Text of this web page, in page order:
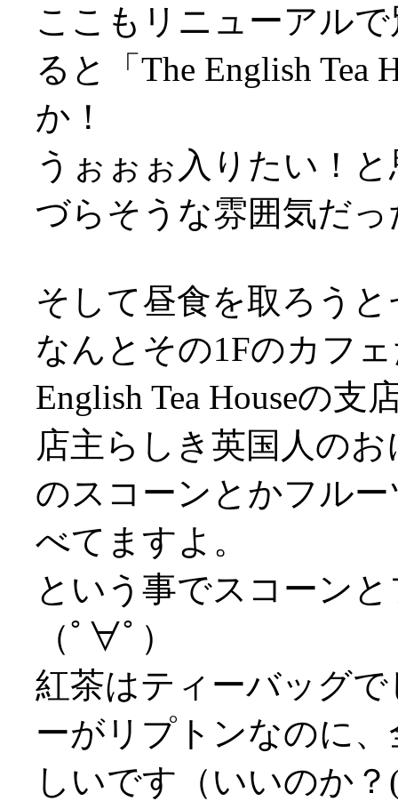
ここもリニューアル
ると「The English Tea
か！
うぉぉぉ入りたい！
づらそうな雰囲気だ
そして昼食を取ろう
なんとその1Fのカフ
English Tea Houseの支
店主らしき英国人の
のスコーンとかフル
べてますよ。
という事でスコーン
（ﾟ∀ﾟ）
紅茶はティーバッグ
ーがリプトンなのに
しいです（いいのか